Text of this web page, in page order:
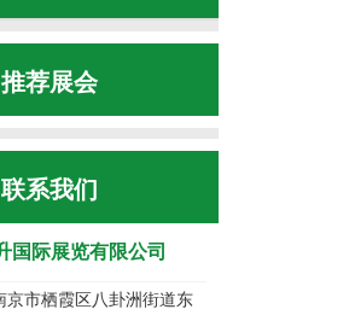
推荐展会
联系我们
国际展览有限公司
京市栖霞区八卦洲街道东